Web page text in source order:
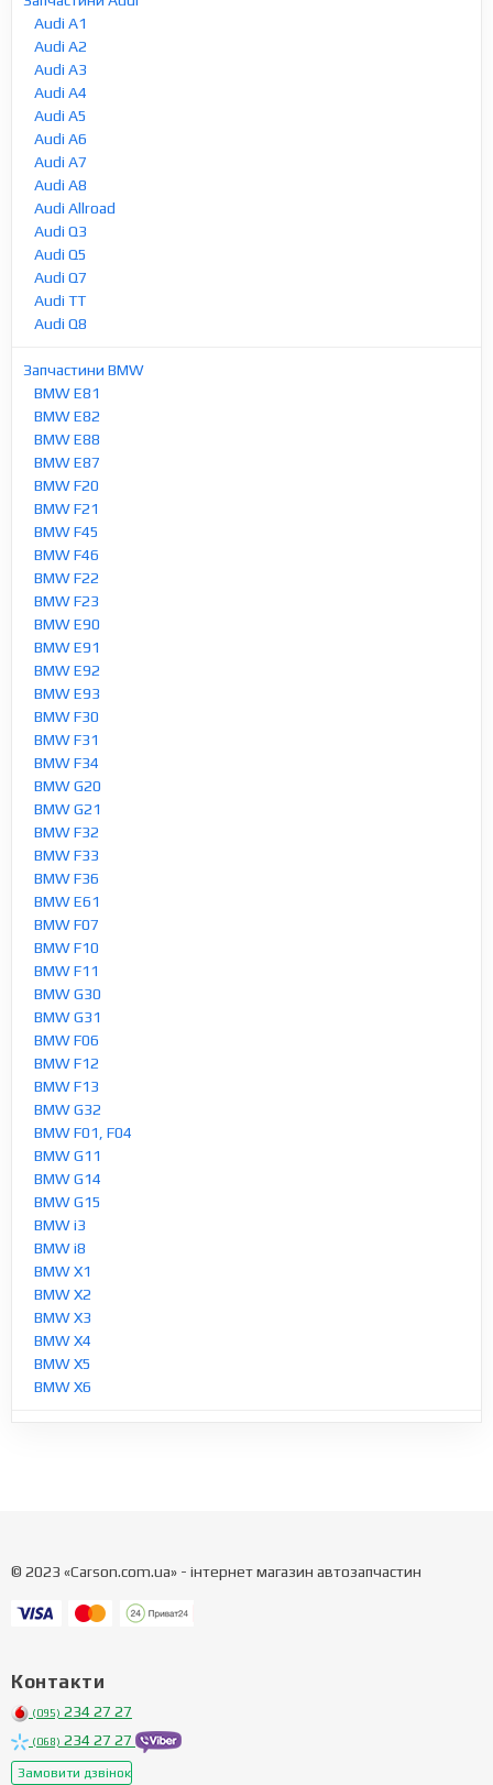
Audi A1
Audi A2
Audi A3
Audi A4
Audi A5
Audi A6
Audi A7
Audi A8
Audi Allroad
Audi Q3
Audi Q5
Audi Q7
Audi TT
Audi Q8
Запчастини BMW
BMW E81
BMW E82
BMW E88
BMW E87
BMW F20
BMW F21
BMW F45
BMW F46
BMW F22
BMW F23
BMW E90
BMW E91
BMW E92
BMW E93
BMW F30
BMW F31
BMW F34
BMW G20
BMW G21
BMW F32
BMW F33
BMW F36
BMW E61
BMW F07
BMW F10
BMW F11
BMW G30
BMW G31
BMW F06
BMW F12
BMW F13
BMW G32
BMW F01, F04
BMW G11
BMW G14
BMW G15
BMW i3
BMW i8
BMW X1
BMW X2
BMW X3
BMW X4
BMW X5
BMW X6
© 2023 «Carson.com.ua» - інтернет магазин автозапчастин
Контакти
(095) 234 27 27
(068) 234 27 27
Замовити дзвінок